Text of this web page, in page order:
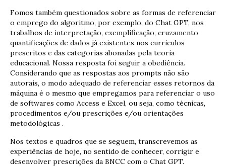
Fomos também questionados sobre as formas de referenciar
o emprego do algoritmo, por exemplo, do Chat GPT, nos
trabalhos de interpretação, exemplificação, cruzamento
quantificações de dados já existentes nos currículos
prescritos e das categorias abonadas pela teoria
educacional. Nossa resposta foi seguir a obediência.
Considerando que as respostas aos prompts não são
autorais, o modo adequado de referenciar esses retornos da
máquina é o mesmo que empregamos para referenciar o uso
de softwares como Access e Excel, ou seja, como técnicas,
procedimentos e/ou prescrições e/ou orientações
metodológicas .
Nos textos e quadros que se seguem, transcrevemos as
experiências de hoje, no sentido de conhecer, corrigir e
desenvolver prescrições da BNCC com o Chat GPT.